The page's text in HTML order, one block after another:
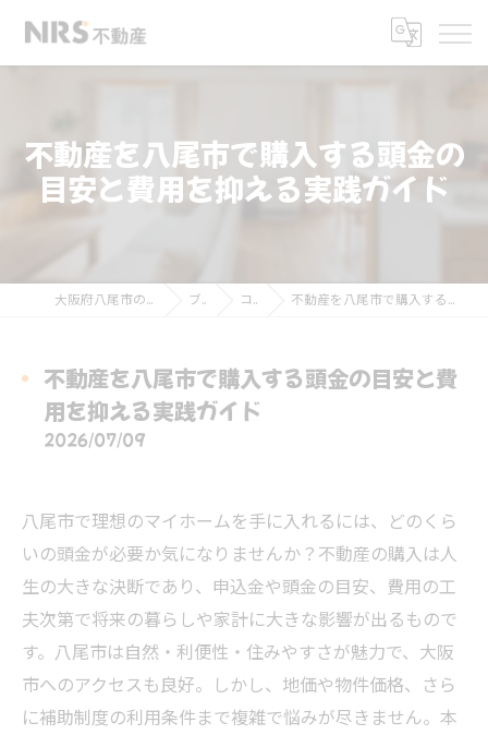
不動産を八尾市で購入する頭金の
目安と費用を抑える実践ガイド
大阪府八尾市の不動産ならNRS不動産 ブログ コラム 不動産を八尾市で購入する頭金の目安と費用を抑える実践ガイド
不動産を八尾市で購入する頭金の目安と費
用を抑える実践ガイド
2026/07/09
八尾市で理想のマイホームを手に入れるには、どのくら
いの頭金が必要か気になりませんか？不動産の購入は人
生の大きな決断であり、申込金や頭金の目安、費用の工
夫次第で将来の暮らしや家計に大きな影響が出るもので
す。八尾市は自然・利便性・住みやすさが魅力で、大阪
市へのアクセスも良好。しかし、地価や物件価格、さら
に補助制度の利用条件まで複雑で悩みが尽きません。本